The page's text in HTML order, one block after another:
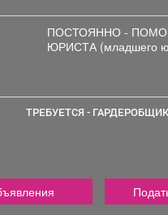
ПОСТОЯННО -
ЮРИСТА
ТРЕБУЕТСЯ - ГАРДЕРОБЩИК